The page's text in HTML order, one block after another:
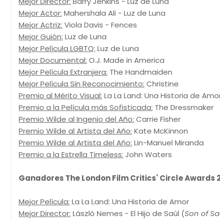
Mejor Actor: Mahershala Ali - Luz de Luna
Mejor Actriz: Viola Davis - Fences
Mejor Guión: Luz de Luna
Mejor Película LGBTQ: Luz de Luna
Mejor Documental: O.J. Made in America
Mejor Película Extranjera: The Handmaiden
Mejor Película Sin Reconocimiento: Christine
Premio al Mérito Visual: La La Land: Una Historia de
Premio a la Película más Sofisticada: The Dressmaker
Premio Wilde al Ingenio del Año: Carrie Fisher
Premio Wilde al Artista del Año: Kate McKinnon
Premio Wilde al Artista del Año: Lin-Manuel Miranda
Premio a la Estrella Timeless: John Waters
Ganadores The London Film Critics' Circle Awards
Mejor Película: La La Land: Una Historia de Amor
Mejor Director: László Nemes - El Hijo de Saúl (Son of